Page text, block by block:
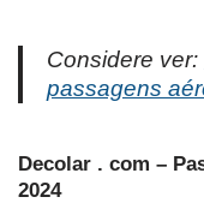
Considere ver:
passagens
Decolar . com –
2024